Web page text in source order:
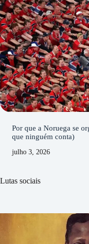
Por que a Noruega se
que ninguém conta)
julho 3, 2026
Lutas sociais